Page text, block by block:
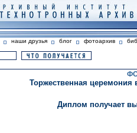
наши друзья блог фотоархив
Торжественная церемония
Диплом получает